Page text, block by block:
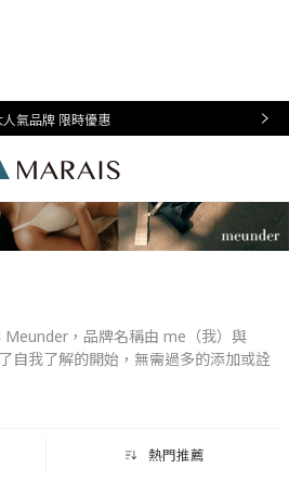
人氣品牌 限時優惠
Marais
，品牌名稱由 me（我）與
自我了解的開始，無需過多的添加或詮
的真諦。
包含品牌所使用之布料、包裝等皆經過
熱門推薦